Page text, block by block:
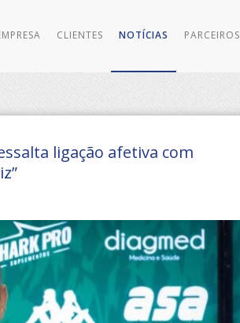
CLIENTES NOTÍCIAS PARCEIROS
ligação afetiva com